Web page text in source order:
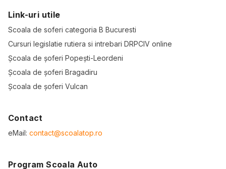
Link-uri utile
Scoala de soferi categoria B Bucuresti
Cursuri legislatie rutiera si intrebari DRPCIV online
Școala de șoferi Popești-Leordeni
Școala de șoferi Bragadiru
Școala de șoferi Vulcan
Contact
eMail: contact@scoalatop.ro
Program Scoala Auto